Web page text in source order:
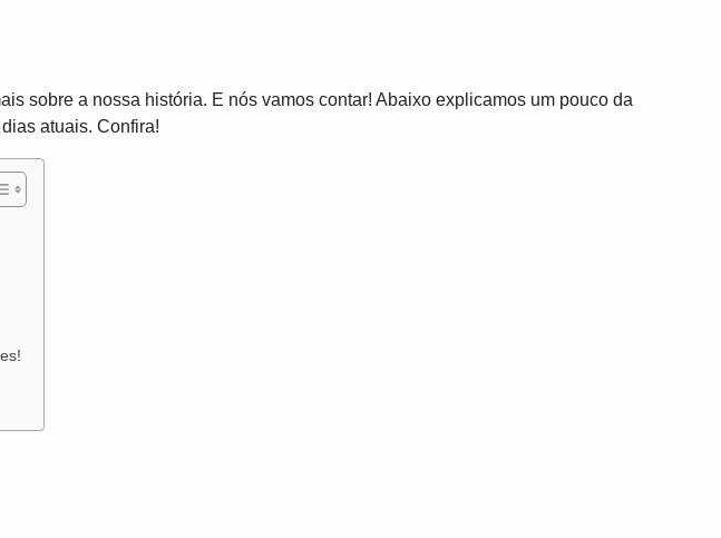
sobre a nossa história. E nós vamos contar! Abaixo explicamos um pouco da
atuais. Confira!